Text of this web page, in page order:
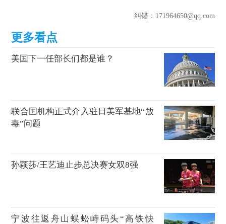
纠错：171964650@qq.com
美国下一任部长们都是谁？
联合国机构正式介入驻日美军基地“放
毒”问题
孙颖莎/王艺迪止步总决赛女双8强
宁波往返舟山蜈蚣峙码头“高铁快